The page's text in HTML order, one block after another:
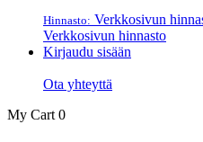
Hinnasto: Verkkosivun
Verkkosivun hinnasto
Kirjaudu sisään
Ota yhteyttä
My Cart 0